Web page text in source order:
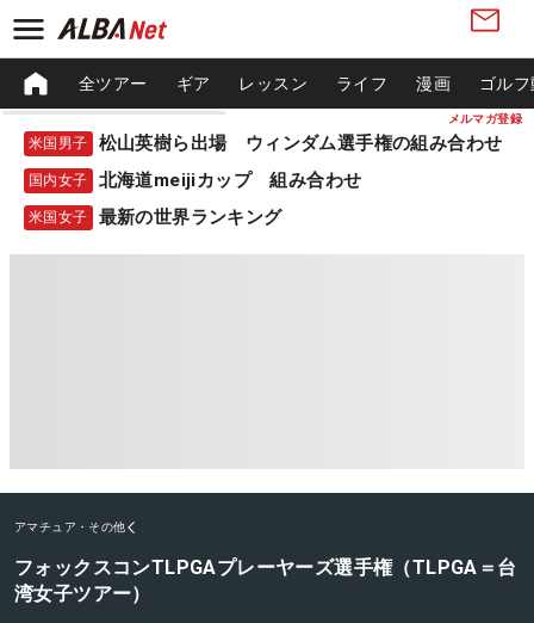
メルマガ登録
全ツアー ギア レッスン ライフ 漫画 ゴル
米国男子 松山英樹ら出場 ウィンダム選手権の組み合わせ
国内女子 北海道meijiカップ 組み合わせ
米国女子 最新の世界ランキング
アマチュア・その他
フォックスコンTLPGAプレーヤーズ選手権（TLPGA＝台
湾女子ツアー）